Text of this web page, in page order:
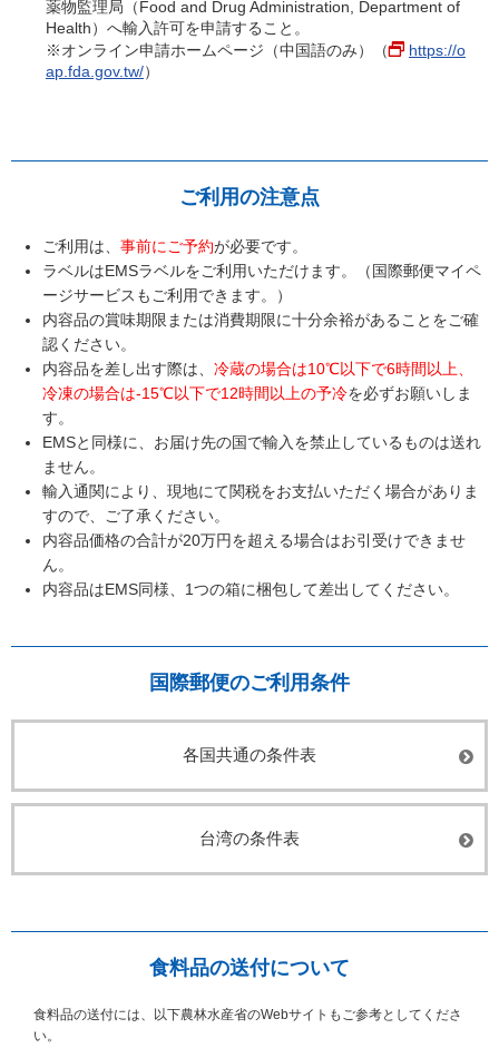
薬物監理局（Food and Drug Administration, Department of
Health）へ輸入許可を申請すること。
※オンライン申請ホームページ（中国語のみ）（
https://o
ap.fda.gov.tw/）
ご利用の注意点
ご利用は、 事前にご予約が必要です。
ラベルはEMSラベルをご利用いただけます。（国際郵便マイペ
ージサービスもご利用できます。）
内容品の賞味期限または消費期限に十分余裕があることをご確
認ください。
内容品を差し出す際は、 冷蔵の場合は10℃以下で6時間以上、
冷凍の場合は-15℃以下で12時間以上の予冷を必ずお願いしま
す。
EMSと同様に、お届け先の国で輸入を禁止しているものは送れ
ません。
輸入通関により、現地にて関税をお支払いただく場合がありま
すので、ご了承ください。
内容品価格の合計が20万円を超える場合はお引受けできませ
ん。
内容品はEMS同様、1つの箱に梱包して差出してください。
国際郵便のご利用条件
各国共通の条件表
台湾の条件表
食料品の送付について
食料品の送付には、以下農林水産省のWebサイトもご参考としてくださ
い。